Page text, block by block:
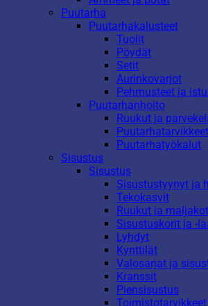
Puutarha
Puutarhakalusteet
Tuolit
Pöydät
Setit
Aurinkovarjot
Pehmusteet ja
Puutarhanhoito
Ruukut ja
Puutarhatarvikkeet
Puutarhatyökalut
Sisustus
Sisustus
Sisustustyynyt ja
Tekokasvit
Ruukut ja maljakot
Sisustuskorit ja -
Lyhdyt
Kynttilät
Valosarjat ja
Kranssit
Piensisustus
Toimistotarvikkeet